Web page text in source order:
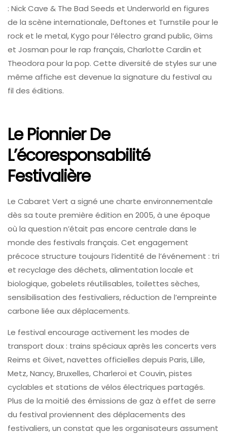
: Nick Cave & The Bad Seeds et Underworld en figures
de la scène internationale, Deftones et Turnstile pour le
rock et le metal, Kygo pour l’électro grand public, Gims
et Josman pour le rap français, Charlotte Cardin et
Theodora pour la pop. Cette diversité de styles sur une
même affiche est devenue la signature du festival au
fil des éditions.
Le Pionnier De
L’écoresponsabilité
Festivalière
Le Cabaret Vert a signé une charte environnementale
dès sa toute première édition en 2005, à une époque
où la question n’était pas encore centrale dans le
monde des festivals français. Cet engagement
précoce structure toujours l’identité de l’événement : tri
et recyclage des déchets, alimentation locale et
biologique, gobelets réutilisables, toilettes sèches,
sensibilisation des festivaliers, réduction de l’empreinte
carbone liée aux déplacements.
Le festival encourage activement les modes de
transport doux : trains spéciaux après les concerts vers
Reims et Givet, navettes officielles depuis Paris, Lille,
Metz, Nancy, Bruxelles, Charleroi et Couvin, pistes
cyclables et stations de vélos électriques partagés.
Plus de la moitié des émissions de gaz à effet de serre
du festival proviennent des déplacements des
festivaliers, un constat que les organisateurs assument